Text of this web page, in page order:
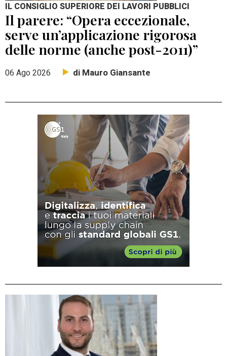
IL CONSIGLIO SUPERIORE DEI LAVORI PUBBLICI
Il parere: “Opera eccezionale,
serve un’applicazione rigorosa
delle norme (anche post-2011)”
06 Ago 2026 di Mauro Giansante